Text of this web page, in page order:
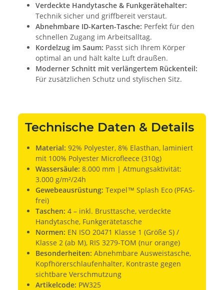
Verdeckte Handytasche & Funkgerätehalter:
Technik sicher und griffbereit verstaut.
Abnehmbare ID-Karten-Tasche: Perfekt für den
schnellen Zugang im Arbeitsalltag.
Kordelzug im Saum: Passt sich Ihrem Körper
optimal an und hält kalte Luft draußen.
Moderner Schnitt mit verlängertem Rückenteil:
Für zusätzlichen Schutz und stylischen Sitz.
Technische Daten & Details
Material: 92% Polyester, 8% Elasthan, laminiert
mit 100% Polyester Microfleece (310g)
Wassersäule: 8.000 mm | Atmungsaktivität:
3.000 g/m²/24h
Gewebeausrüstung: Texpel™ Splash Eco (PFAS-
frei)
Taschen: 4 – inkl. Brusttasche, verdeckte
Handytasche, Funkgerätetasche
Normen: EN ISO 20471 Klasse 1 (Größe S) /
Klasse 2 (ab M), RIS 3279-TOM (nur orange)
Besonderheiten: Abnehmbare Ausweistasche,
Kopfhörerschlaufenhalter, Kontraste gegen
sichtbare Verschmutzung
Artikelcode: PW325